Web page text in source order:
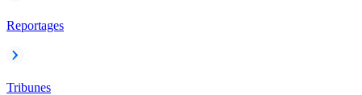
Reportages
Tribunes